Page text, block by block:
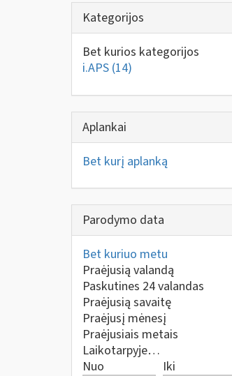
Kategorijos
Bet kurios kategorijos
i.APS (14)
Aplankai
Bet kurį aplanką
Parodymo data
Bet kuriuo metu
Praėjusią valandą
Paskutines 24 valandas
Praėjusią savaitę
Praėjusį mėnesį
Praėjusiais metais
Laikotarpyje…
Nuo
Iki